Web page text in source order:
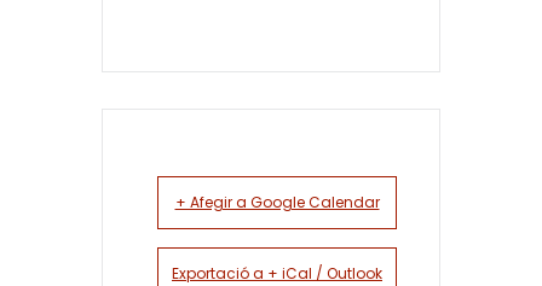
+ Afegir a Google Calendar
Exportació a + iCal / Outlook